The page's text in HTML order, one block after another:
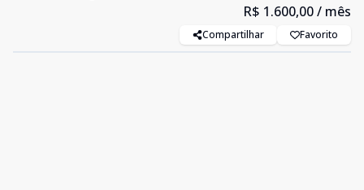
R$ 1.600,00/ mês
Compartilhar Favorito